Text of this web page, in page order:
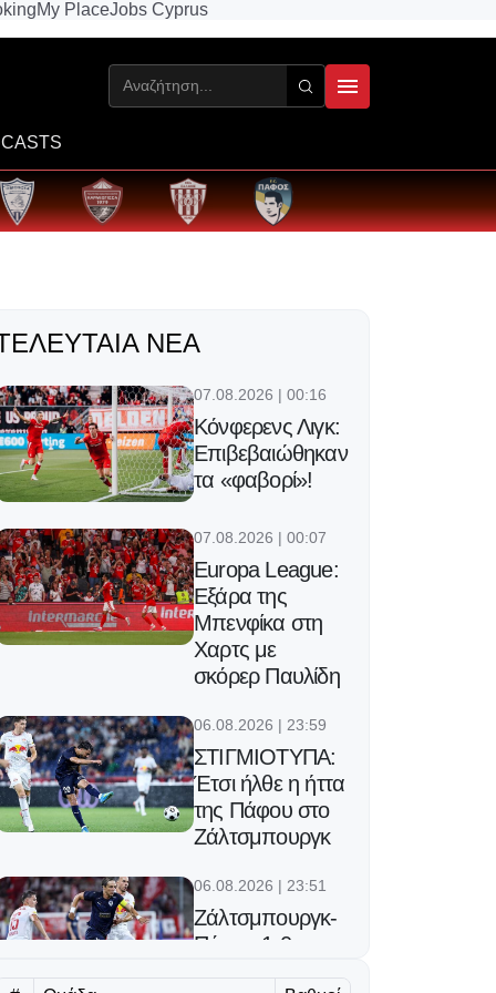
My PlaceJobs Cyprus
ΝΈΑ
07.08.2026 | 00:16
Κόνφερενς Λιγκ:
Επιβεβαιώθηκαν
τα «φαβορί»!
07.08.2026 | 00:07
Europa League:
Εξάρα της
Μπενφίκα στη
Χαρτς με
σκόρερ Παυλίδη
06.08.2026 | 23:59
ΣΤΙΓΜΙΟΤΥΠΑ:
Έτσι ήλθε η ήττα
της Πάφου στο
Ζάλτσμπουργκ
06.08.2026 | 23:51
Ζάλτσμπουργκ-
Πάφος 1-0: